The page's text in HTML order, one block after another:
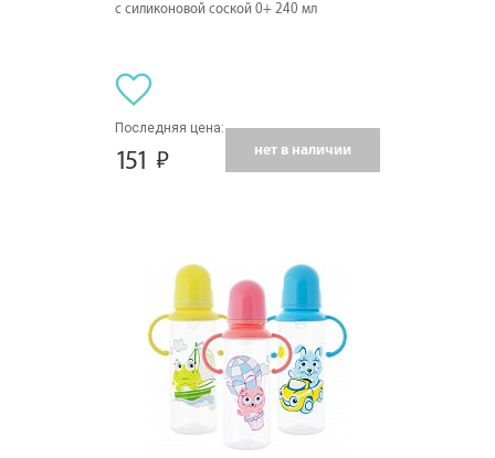
с силиконовой соской 0+ 240 мл
Последняя цена:
151 нет в наличии